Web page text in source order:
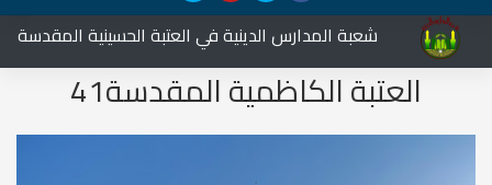
شعبة المدارس الدينية في العتبة الحسينية المقدسة
العتبة الكاظمية المقدسة41